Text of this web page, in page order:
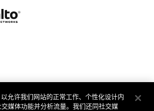
允许我们网站的正常工作、个性化设计内
媒体功能并分析流量。我们还同社交媒